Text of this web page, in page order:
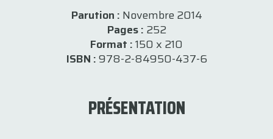
Parution : Novembre 2014
Pages : 252
Format :150 x 210
ISBN :978-2-84950-437-6
PRÉSENTATION